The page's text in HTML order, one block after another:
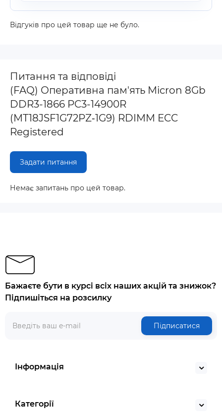
Відгуків про цей товар ще не було.
Питання та відповіді
(FAQ) Оперативна пам'ять Micron 8Gb
DDR3-1866 PC3-14900R
(MT18JSF1G72PZ‐1G9) RDIMM ECC
Registered
Задати питання
Немає запитань про цей товар.
Бажаєте бути в курсі всіх наших акцій та знижок?
Підпишіться на розсилку
Підписатися
Інформація
Категорії